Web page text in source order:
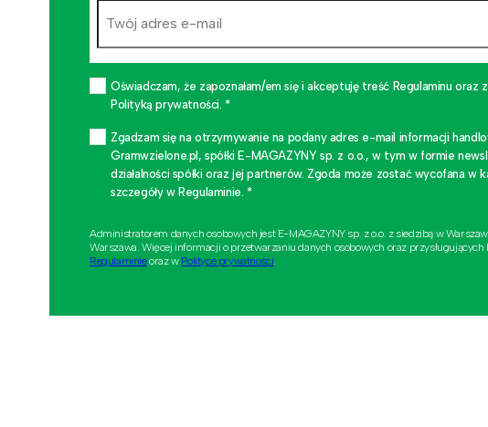
Oświadczam, że zapoznałam/em się i akceptuję treść Regulaminu oraz
Polityką prywatności. *
Zgadzam się na otrzymywanie na podany adres e-mail informacji
Gramwzielone.pl, spółki E-MAGAZYNY sp. z o.o., w tym w formie
działalności spółki oraz jej partnerów. Zgoda może zostać wycofana w
szczegóły w Regulaminie. *
Administratorem danych osobowych jest E-MAGAZYNY sp. z o.o. z siedzibą w
Warszawa. Więcej informacji o przetwarzaniu danych osobowych oraz
Regulaminieoraz w Polityce prywatności.